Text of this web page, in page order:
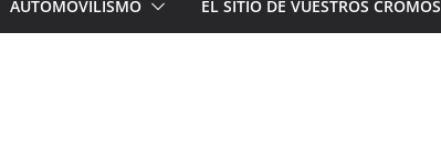
AUTOMOVILISMO EL SITIO DE VUESTROS CROMOS